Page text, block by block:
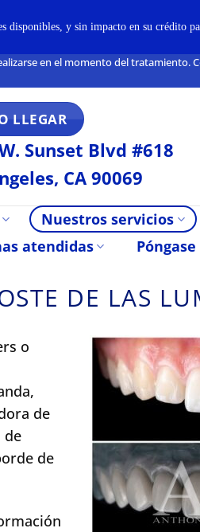
en el momento del
LLEGAR
Sunset Blvd #618
CA 90069
Nuestros servicios
atendidas
DE LAS
o
de
de
de
disponibles, y sin impacto en su crédito